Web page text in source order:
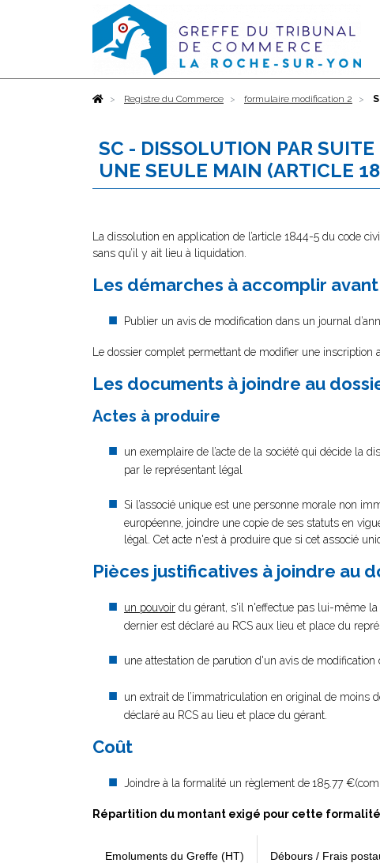
AccueilRegistre du Commerce formulaire modification 2
SC - DISSOLUTION PAR
UNE SEULE MAIN (ARTICLE
La dissolution en application de l’article 1844-5 du code
sans qu’il y ait lieu à liquidation.
Les démarches à accomplir
Publier un avis de modification dans un journal
Le dossier complet permettant de modifier une
Les documents à joindre au
Actes à produire
un exemplaire de l’acte de la société qui décide la
par le représentant légal
Si l’associé unique est une personne morale non
européenne, joindre une copie de ses statuts en
légal. Cet acte n'est à produire que si cet associé
Pièces justificatives à joindre au
un pouvoir du gérant, s'il n'effectue pas lui-même la
dernier est déclaré au RCS aux lieu et place du
une attestation de parution d'un avis de modification
un extrait de l’immatriculation en original de moins
déclaré au RCS au lieu et place du gérant.
Coût
Joindre à la formalité un règlement de185.77
Répartition du montant exigé pour cette formalité
Emoluments du Greffe (HT) Débours / Frais